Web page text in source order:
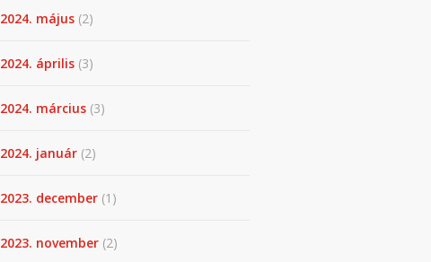
2024. május (2)
2024. április (3)
2024. március (3)
2024. január (2)
2023. december (1)
2023. november (2)